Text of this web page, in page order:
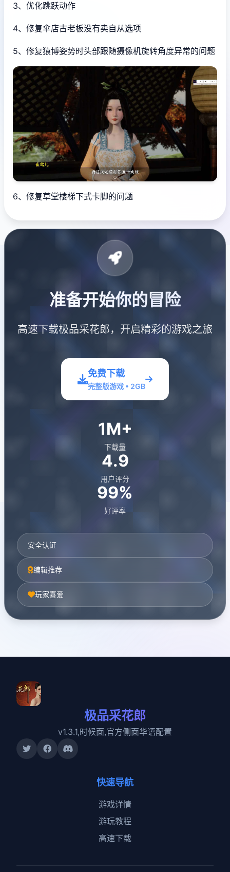
3、优化跳跃动作
4、修复伞店古老板没有卖自从选项
5、修复猿博姿势时头部跟随摄像机旋转角度异常的问题
6、修复草堂楼梯下式卡脚的问题
准备开始你的冒险
高速下载极品采花郎，开启精彩的游戏之旅
免费下载
完整版游戏 • 2GB
1M+
下载量
4.9
用户评分
99%
好评率
安全认证
编辑推荐
玩家喜爱
极品采花郎
v1.3.1,时候面,官方侧面华语配置
快速导航
游戏详情
游玩教程
高速下载